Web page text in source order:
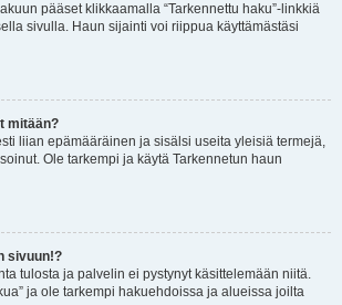
pääset klikkaamalla “Tarkennettu haku”-linkkiä
sivulla. Haun sijainti voi riippua käyttämästäsi
mitään?
liian epämääräinen ja sisälsi useita yleisiä termejä,
Ole tarkempi ja käytä Tarkennetun haun
sivuun!?
tulosta ja palvelin ei pystynyt käsittelemään niitä.
ja ole tarkempi hakuehdoissa ja alueissa joilta